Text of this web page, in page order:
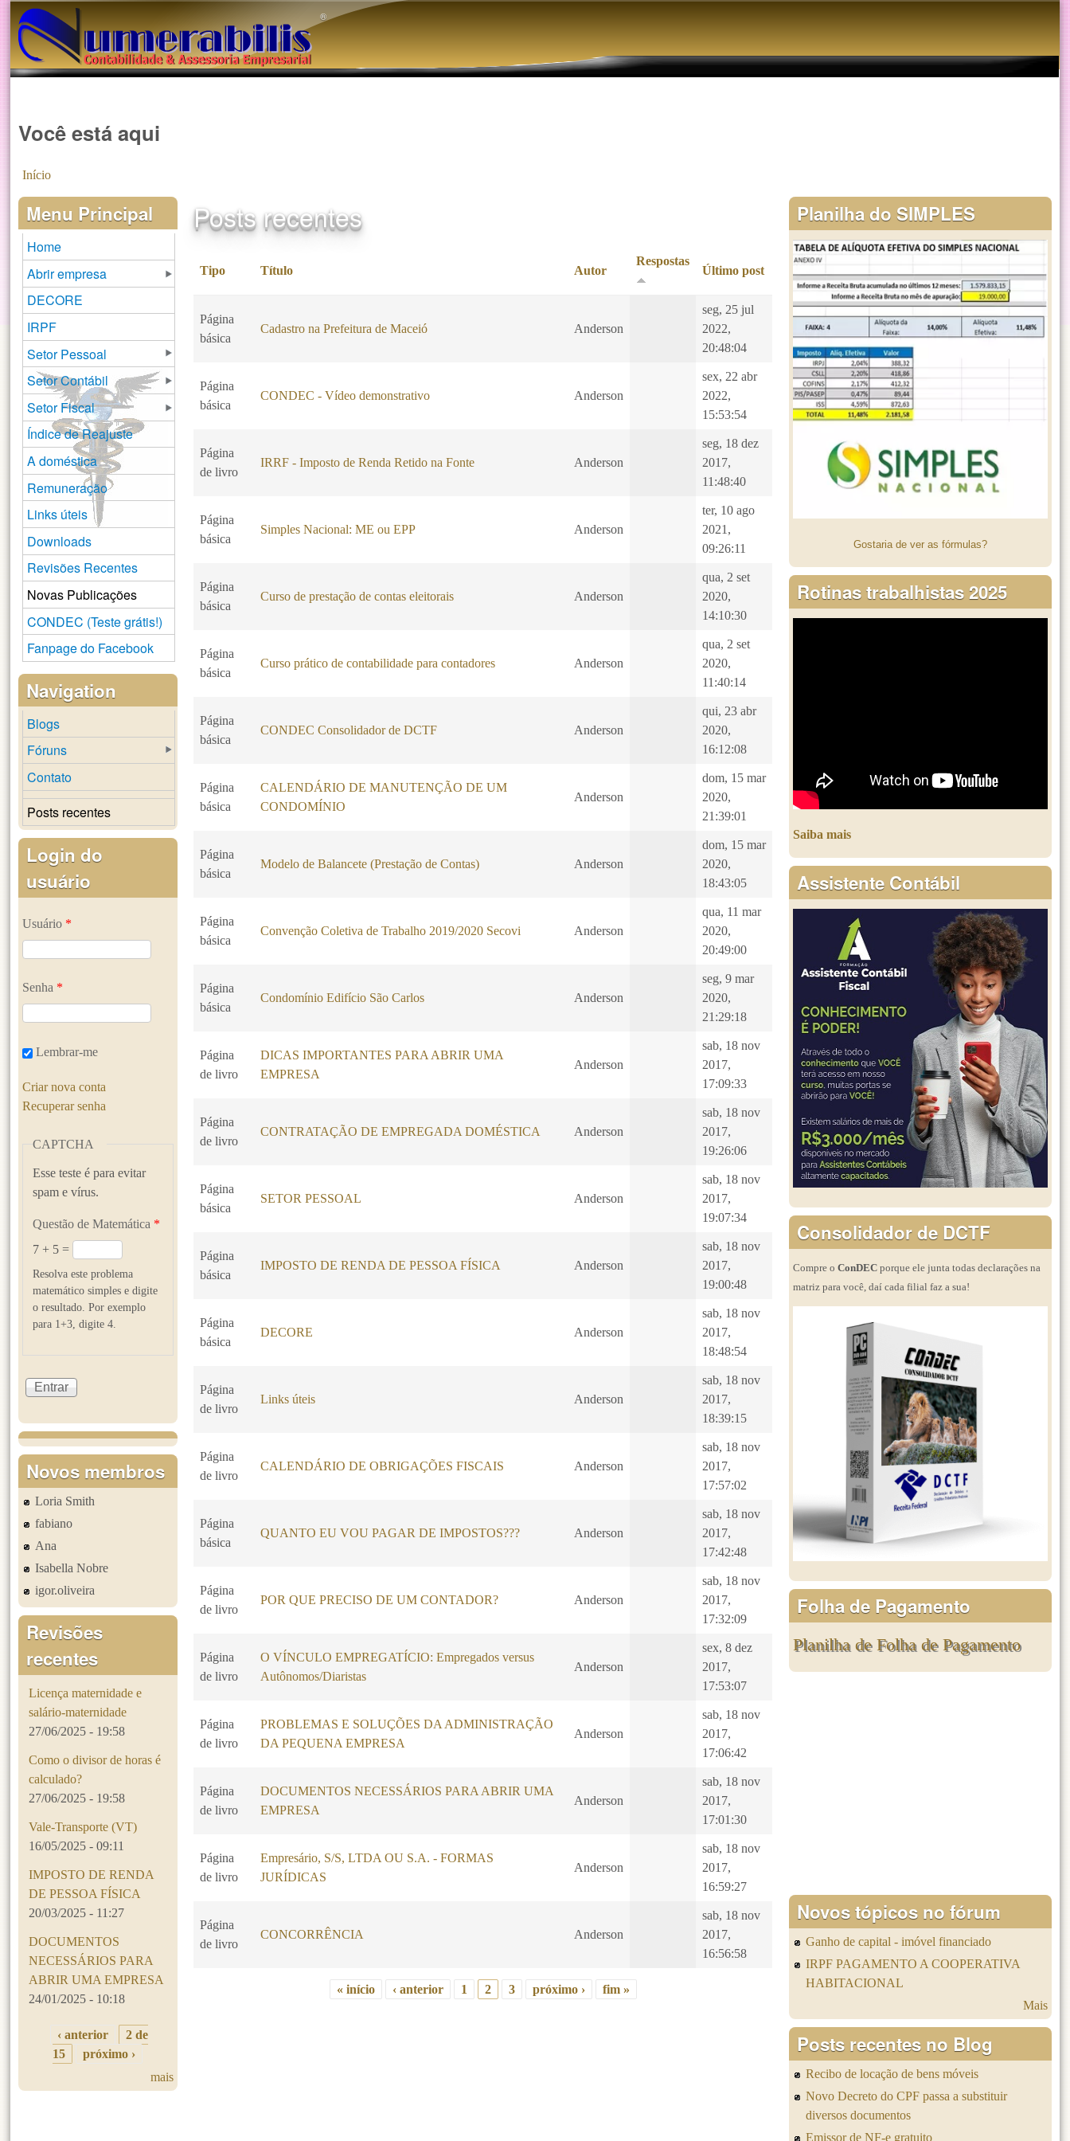
®️
Você está aqui
Início
Posts recentes
Tipo Título Autor
Respostas
Último post
Página
básica
Cadastro na Prefeitura de Maceió Anderson
seg, 25 jul
2022,
20:48:04
Página
básica
CONDEC - Vídeo demonstrativo Anderson
sex, 22 abr
2022,
15:53:54
Página
de livro
IRRF - Imposto de Renda Retido na Fonte Anderson
seg, 18 dez
2017,
11:48:40
Página
básica
Simples Nacional: ME ou EPP Anderson
ter, 10 ago
2021,
09:26:11
Página
básica
Curso de prestação de contas eleitorais Anderson
qua, 2 set
2020,
14:10:30
Página
básica
Curso prático de contabilidade para contadores Anderson
qua, 2 set
2020,
11:40:14
Página
básica
CONDEC Consolidador de DCTF Anderson
qui, 23 abr
2020,
16:12:08
Página
básica
CALENDÁRIO DE MANUTENÇÃO DE UM
CONDOMÍNIO
Anderson
dom, 15 mar
2020,
21:39:01
Página
básica
Modelo de Balancete (Prestação de Contas) Anderson
dom, 15 mar
2020,
18:43:05
Página
básica
Convenção Coletiva de Trabalho 2019/2020 Secovi Anderson
qua, 11 mar
2020,
20:49:00
Página
básica
Condomínio Edifício São Carlos Anderson
seg, 9 mar
2020,
21:29:18
Página
de livro
DICAS IMPORTANTES PARA ABRIR UMA
EMPRESA
Anderson
sab, 18 nov
2017,
17:09:33
Página
de livro
CONTRATAÇÃO DE EMPREGADA DOMÉSTICA Anderson
sab, 18 nov
2017,
19:26:06
Página
básica
SETOR PESSOAL Anderson
sab, 18 nov
2017,
19:07:34
Página
básica
IMPOSTO DE RENDA DE PESSOA FÍSICA Anderson
sab, 18 nov
2017,
19:00:48
Página
básica
DECORE Anderson
sab, 18 nov
2017,
18:48:54
Página
de livro
Links úteis Anderson
sab, 18 nov
2017,
18:39:15
Página
de livro
CALENDÁRIO DE OBRIGAÇÕES FISCAIS Anderson
sab, 18 nov
2017,
17:57:02
Página
básica
QUANTO EU VOU PAGAR DE IMPOSTOS??? Anderson
sab, 18 nov
2017,
17:42:48
Página
de livro
POR QUE PRECISO DE UM CONTADOR? Anderson
sab, 18 nov
2017,
17:32:09
Página
de livro
O VÍNCULO EMPREGATÍCIO: Empregados versus
Autônomos/Diaristas
Anderson
sex, 8 dez
2017,
17:53:07
Página
de livro
PROBLEMAS E SOLUÇÕES DA ADMINISTRAÇÃO
DA PEQUENA EMPRESA
Anderson
sab, 18 nov
2017,
17:06:42
Página
de livro
DOCUMENTOS NECESSÁRIOS PARA ABRIR UMA
EMPRESA
Anderson
sab, 18 nov
2017,
17:01:30
Página
de livro
Empresário, S/S, LTDA OU S.A. - FORMAS
JURÍDICAS
Anderson
sab, 18 nov
2017,
16:59:27
Página
de livro
CONCORRÊNCIA Anderson
sab, 18 nov
2017,
16:56:58
« início ‹ anterior 1 2 3 próximo › fim »
Menu Principal
Home
Abrir empresa
DECORE
IRPF
Setor Pessoal
Setor Contábil
Setor Fiscal
Índice de Reajuste
A doméstica
Remuneração
Links úteis
Downloads
Revisões Recentes
Novas Publicações
CONDEC (Teste grátis!)
Fanpage do Facebook
Navigation
Blogs
Fóruns
Contato
Posts recentes
Login do
usuário
Usuário *
Senha *
Lembrar-me
Criar nova conta
Recuperar senha
CAPTCHA
Esse teste é para evitar
spam e vírus.
Questão de Matemática *
7 + 5 =
Resolva este problema
matemático simples e digite
o resultado. Por exemplo
para 1+3, digite 4.
Novos membros
Loria Smith
fabiano
Ana
Isabella Nobre
igor.oliveira
Revisões
recentes
Licença maternidade e
salário-maternidade
27/06/2025 - 19:58
Como o divisor de horas é
calculado?
27/06/2025 - 19:58
Vale-Transporte (VT)
16/05/2025 - 09:11
IMPOSTO DE RENDA
DE PESSOA FÍSICA
20/03/2025 - 11:27
DOCUMENTOS
NECESSÁRIOS PARA
ABRIR UMA EMPRESA
24/01/2025 - 10:18
‹ anterior
2 de
15
próximo ›
mais
Planilha do SIMPLES
Gostaria de ver as fórmulas?
Rotinas trabalhistas 2025
Saiba mais
Assistente Contábil
Consolidador de DCTF
Compre o ConDEC porque ele junta todas declarações na
matriz para você, daí cada filial faz a sua!
Folha de Pagamento
Planilha de Folha de Pagamento
Novos tópicos no fórum
Ganho de capital - imóvel financiado
IRPF PAGAMENTO A COOPERATIVA
HABITACIONAL
Mais
Posts recentes no Blog
Recibo de locação de bens móveis
Novo Decreto do CPF passa a substituir
diversos documentos
Emissor de NF-e gratuito